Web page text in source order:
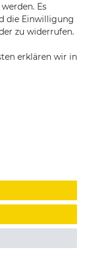
Es
die Einwilligung
zu widerrufen.
erklären wir in